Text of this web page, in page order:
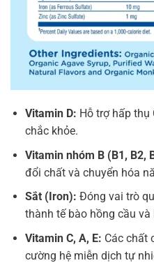
Vitamin D: Hỗ trợ hấp thụ
chắc khỏe.
Vitamin nhóm B (B1, B2,
đổi chất và chuyển hóa
Sắt (Iron): Đóng vai trò
thành tế bào hồng cầu
Vitamin C, A, E: Các chất
cường hệ miễn dịch tự